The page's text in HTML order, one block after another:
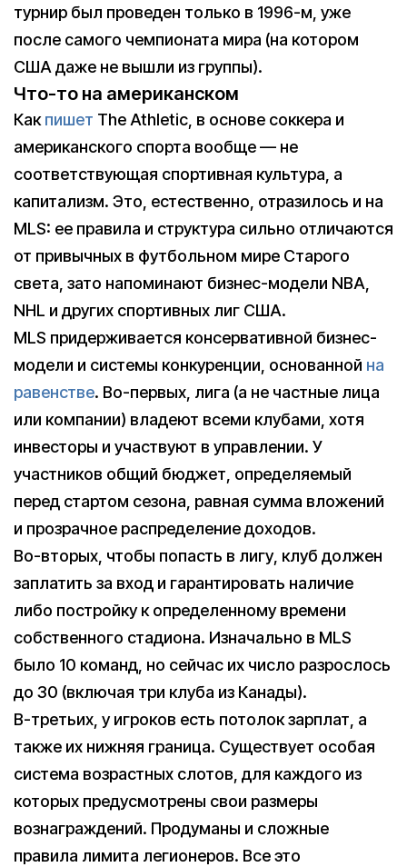
турнир был проведен только в 1996-м, уже
после самого чемпионата мира (на котором
США даже не вышли из группы).
Что-то на американском
Какпишет The Athletic, в основе соккера и
американского спорта вообще — не
соответствующая спортивная культура, а
капитализм. Это, естественно, отразилось и на
MLS: ее правила и структура сильно отличаются
от привычных в футбольном мире Старого
света, зато напоминают бизнес-модели NBA,
NHL и других спортивных лиг США.
MLS придерживается консервативной бизнес-
модели и системы конкуренции, основанной на
равенстве. Во-первых, лига (а не частные лица
или компании) владеют всеми клубами, хотя
инвесторы и участвуют в управлении. У
участников общий бюджет, определяемый
перед стартом сезона, равная сумма вложений
и прозрачное распределение доходов.
Во-вторых, чтобы попасть в лигу, клуб должен
заплатить за вход и гарантировать наличие
либо постройку к определенному времени
собственного стадиона. Изначально в MLS
было 10 команд, но сейчас их число разрослось
до 30 (включая три клуба из Канады).
В-третьих, у игроков есть потолок зарплат, а
также их нижняя граница. Существует особая
система возрастных слотов, для каждого из
которых предусмотрены свои размеры
вознаграждений. Продуманы и сложные
правила лимита легионеров. Все это